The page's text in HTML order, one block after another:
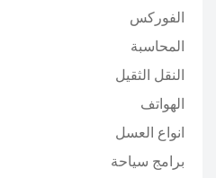
الفوركس
المحاسبة
النقل الثقيل
الهواتف
انواع العسل
برامج سياحة